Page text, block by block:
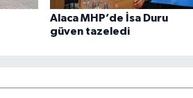
Alaca MHP’de İsa Duru
güven tazeledi